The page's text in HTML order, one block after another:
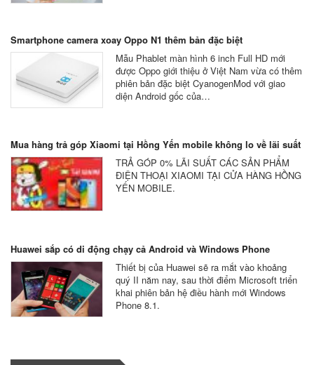
Smartphone camera xoay Oppo N1 thêm bản đặc biệt
Mẫu Phablet màn hình 6 inch Full HD mới
được Oppo giới thiệu ở Việt Nam vừa có thêm
phiên bản đặc biệt CyanogenMod với giao
diện Android gốc của…
Mua hàng trả góp Xiaomi tại Hồng Yến mobile không lo về lãi suất
TRẢ GÓP 0% LÃI SUẤT CÁC SẢN PHẨM
ĐIỆN THOẠI XIAOMI TẠI CỬA HÀNG HỒNG
YẾN MOBILE.
Huawei sắp có di động chạy cả Android và Windows Phone
Thiết bị của Huawei sẽ ra mắt vào khoảng
quý II năm nay, sau thời điểm Microsoft triển
khai phiên bản hệ điều hành mới Windows
Phone 8.1.